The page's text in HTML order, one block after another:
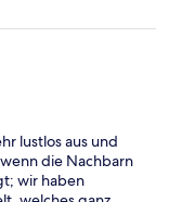
lustlos aus und
die Nachbarn
wir haben